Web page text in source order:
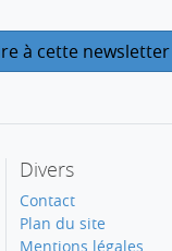
Divers
Contact
Plan du site
Mentions légales